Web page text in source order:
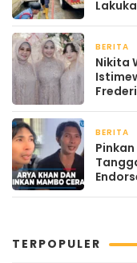
BERITA
Nikita
BERITA
TERPOPULER